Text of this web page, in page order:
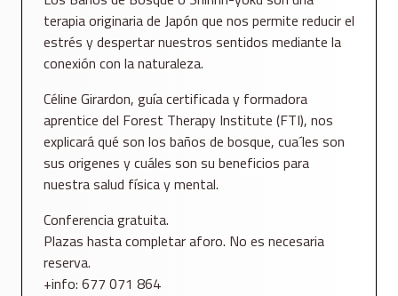
terapia originaria de Japón que nos permite reducir el
estrés y despertar nuestros sentidos mediante la
conexión con la naturaleza.
Céline Girardon, guía certificada y formadora
aprentice del Forest Therapy Institute (FTI), nos
explicará qué son los baños de bosque, cua´les son
sus origenes y cuáles son su beneficios para
nuestra salud física y mental.
Conferencia gratuita.
Plazas hasta completar aforo. No es necesaria
reserva.
+info: 677 071 864